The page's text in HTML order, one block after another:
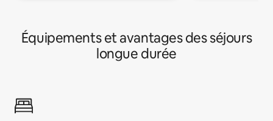
Équipements et avantages des séjours
longue durée